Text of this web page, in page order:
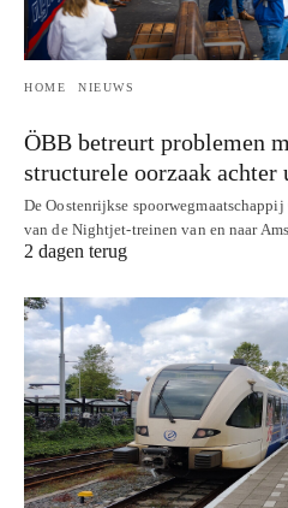
HOME NIEUWS
ÖBB betreurt problemen
structurele oorzaak
De Oostenrijkse
van de Nightjet-treinen van en naar
2 dagen terug